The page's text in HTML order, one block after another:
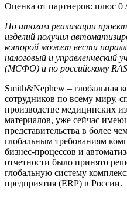
Оценка от партнеров: плюс 0
По итогам реализации
изделий получил
которой может вести
налоговый и управленческий
(МСФО) и по российскому
Smith&Nephew – глобальная
сотрудников по всему миру,
производстве медицинских
материалов, уже сейчас
представительства в более
глобальным требованиям
бизнес-процессов и
отчетности было принято
глобальную систему
предприятия (ERP) в России.